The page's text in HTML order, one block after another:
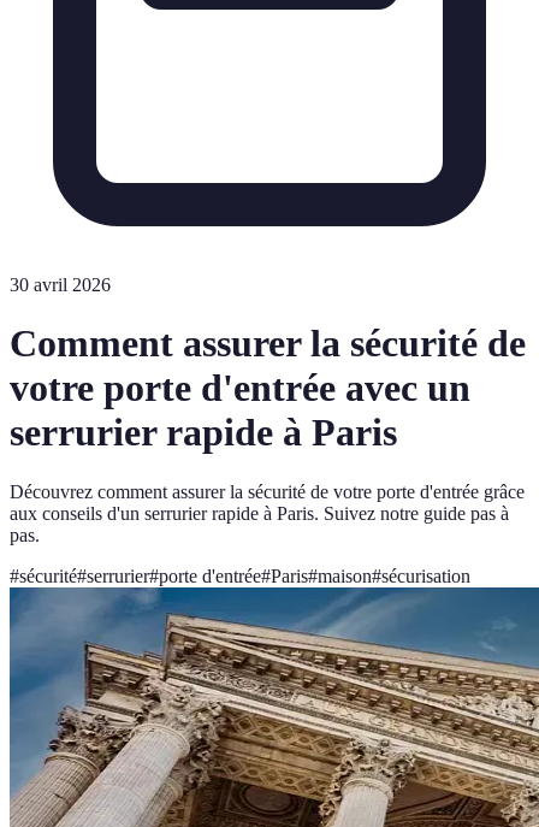
30 avril 2026
Comment assurer la sécurité de
votre porte d'entrée avec un
serrurier rapide à Paris
Découvrez comment assurer la sécurité de votre porte d'entrée grâce
aux conseils d'un serrurier rapide à Paris. Suivez notre guide pas à
pas.
#sécurité#serrurier#porte d'entrée#Paris#maison#sécurisation